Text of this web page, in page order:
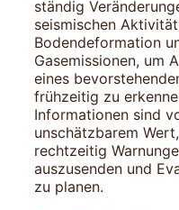
ständig
seismischen
Bodendeformation
Gasemissionen, um
eines
frühzeitig zu
Informationen sind
unschätzbarem
rechtzeitig
auszusenden und
zu planen.